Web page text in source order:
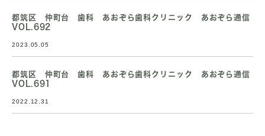
都筑区 仲町台 歯科 あおぞら歯科クリニック あおぞら通信
VOL.692
2023.05.05
都筑区 仲町台 歯科 あおぞら歯科クリニック あおぞら通信
VOL.691
2022.12.31